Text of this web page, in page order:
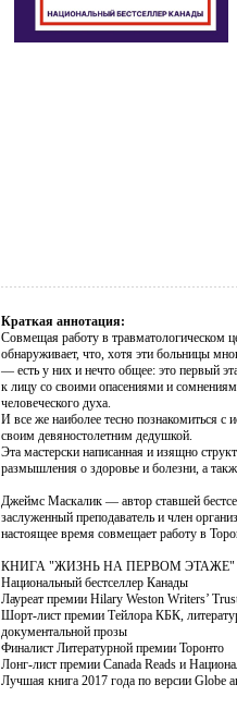
Краткая аннотация:
Совмещая работу в травматологическом
обнаруживает, что, хотя эти больницы
— есть у них и нечто общее: это первый
к лицу со своими опасениями и
человеческого духа.
И все же наиболее тесно познакомиться с
своим девяностолетним дедушкой.
Эта мастерски написанная и изящно
размышления о здоровье и болезни, а
Джеймс Маскалик — автор ставшей
заслуженный преподаватель и член
настоящее время совмещает работу в
КНИГА "ЖИЗНЬ НА ПЕРВОМ ЭТАЖЕ"
Национальный бестселлер Канады
Лауреат премии Hilary Weston Writers’
Шорт-лист премии Тейлора КБК,
документальной прозы
Финалист Литературной премии Торонто
Лонг-лист премии Canada Reads и
Лучшая книга 2017 года по версии Globe